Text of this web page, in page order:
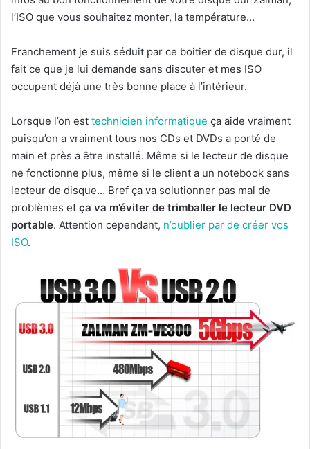
l’ISO que vous souhaitez monter, la température…
Franchement je suis séduit par ce boitier de disque dur, il
fait ce que je lui demande sans discuter et mes ISO
occupent déjà une très bonne place à l’intérieur.
Lorsque l’on est technicien informatique ça aide vraiment
puisqu’on a vraiment tous nos CDs et DVDs a porté de
main et près a être installé. Même si le lecteur de disque
ne fonctionne plus, même si le client a un notebook sans
lecteur de disque… Bref ça va solutionner pas mal de
problèmes et ça va m’éviter de trimballer le lecteur DVD
portable. Attention cependant, n’oublier par de créer vos
ISO.